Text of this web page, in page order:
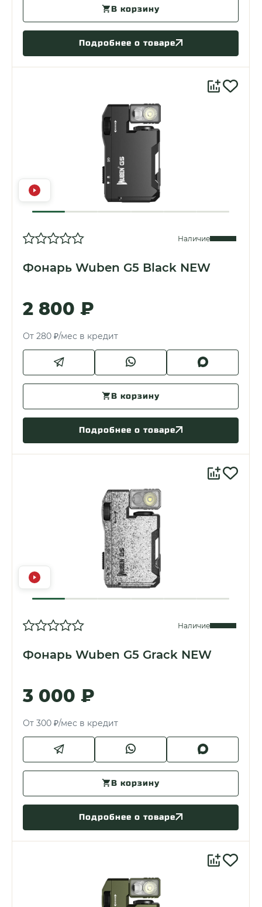
В корзину
Подробнее о товаре
Наличие
Фонарь Wuben G5 Black NEW
2 800 ₽
От 280 ₽/мес в кредит
В корзину
Подробнее о товаре
Наличие
Фонарь Wuben G5 Grack NEW
3 000 ₽
От 300 ₽/мес в кредит
В корзину
Подробнее о товаре